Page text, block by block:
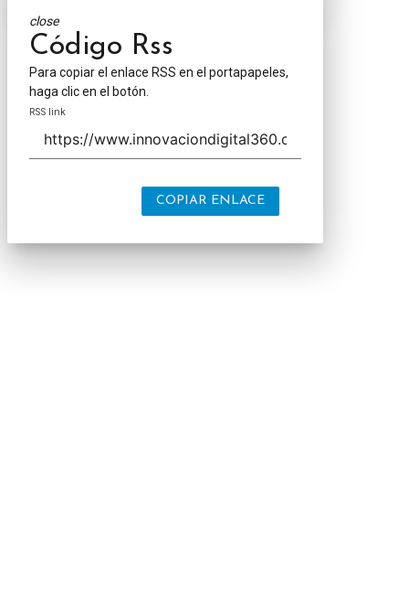
close
Código Rss
Para copiar el enlace RSS en el portapapeles,
haga clic en el botón.
RSS link
COPIAR ENLACE